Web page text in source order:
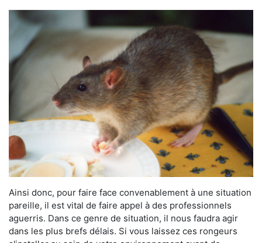
Ainsi donc, pour faire face convenablement à une situation
pareille, il est vital de faire appel à des professionnels
aguerris. Dans ce genre de situation, il nous faudra agir
dans les plus brefs délais. Si vous laissez ces rongeurs